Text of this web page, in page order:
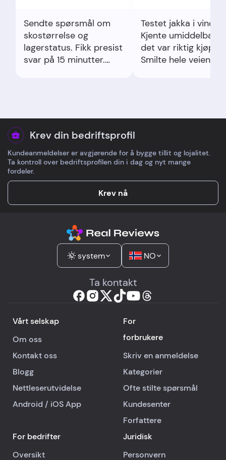
Sendte spørsmål om
skostørrelse og
lagerstatus. Fikk presist
svar på 15 minutter.
Testet jakka i vind.
Kjente umiddelbart
det var riktig kjøp.
Smilte hele veien
Krev din bedriftsprofil
Kundeanmeldelser er avgjørende for å bygge tillit og lojalitet.
Ta kontroll over bedriftsprofilen din i dag og nyt mange
fordeler.
Krev nå
system NO
Ta kontakt
Vårt selskap
Om oss
Kontakt oss
Blogg
Nettleserutvidelse
Android/ iOSApp
For
forbrukere
Skriv en anmeldelse
Kategorier
Ofte stilte spørsmål
Kundesenter
Forfattere
For bedrifter
Oversikt
Juridisk
Personvern